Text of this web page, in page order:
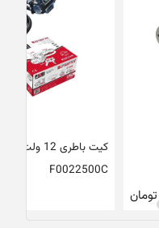
تومان
کیت باطری 12
F0022500C